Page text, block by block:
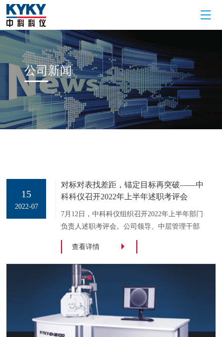
公司新闻
15
2022-07
对标对表找差距，锚定目标再突破——中
科科仪召开2022年上半年述职考评会
7月12日，中科科仪组织召开2022年上半年部门
负责人述职考评会。公司领导、中层管理干部
及支部书记共计35人参加会议，会议由副总经
理王高峰主持。会议聚焦主责主业，坚持目标
导向。各部门负责人围绕2022年上半年重点工
作完成情况、工作亮点及突破创新指标完成情
况进行述职，并分析了存在的问题及改进措
施，提出下半年的工作思路，公司领导对各部
门负责人进行逐一点评。公司党委书记、董事
长陈静对各级管理干部2022年上半年带领团队
查看详情